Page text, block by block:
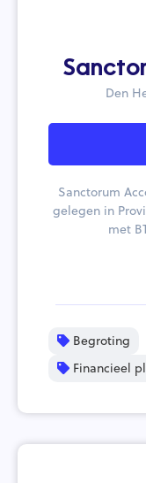
Den
Sanctorum
gelegen in
met
Begroting
Financieel